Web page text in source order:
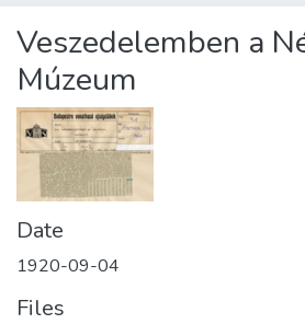
About us
Veszedelemben a
Múzeum
Date
1920-09-04
Files